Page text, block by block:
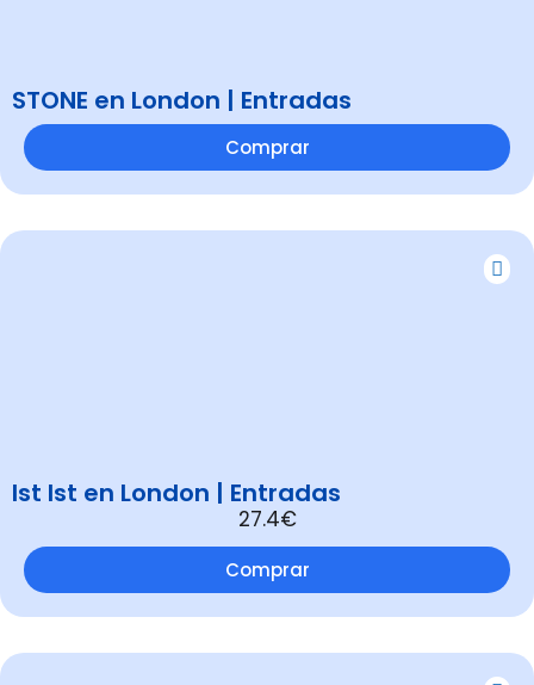
STONE en London | Entradas
Comprar
Ist Ist en London | Entradas
27.4€
Comprar